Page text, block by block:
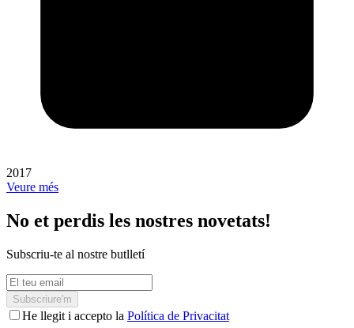
2017
Veure més
No et perdis les nostres novetats!
Subscriu-te al nostre butlletí
Subscriure'm
He llegit i accepto la Política de Privacitat